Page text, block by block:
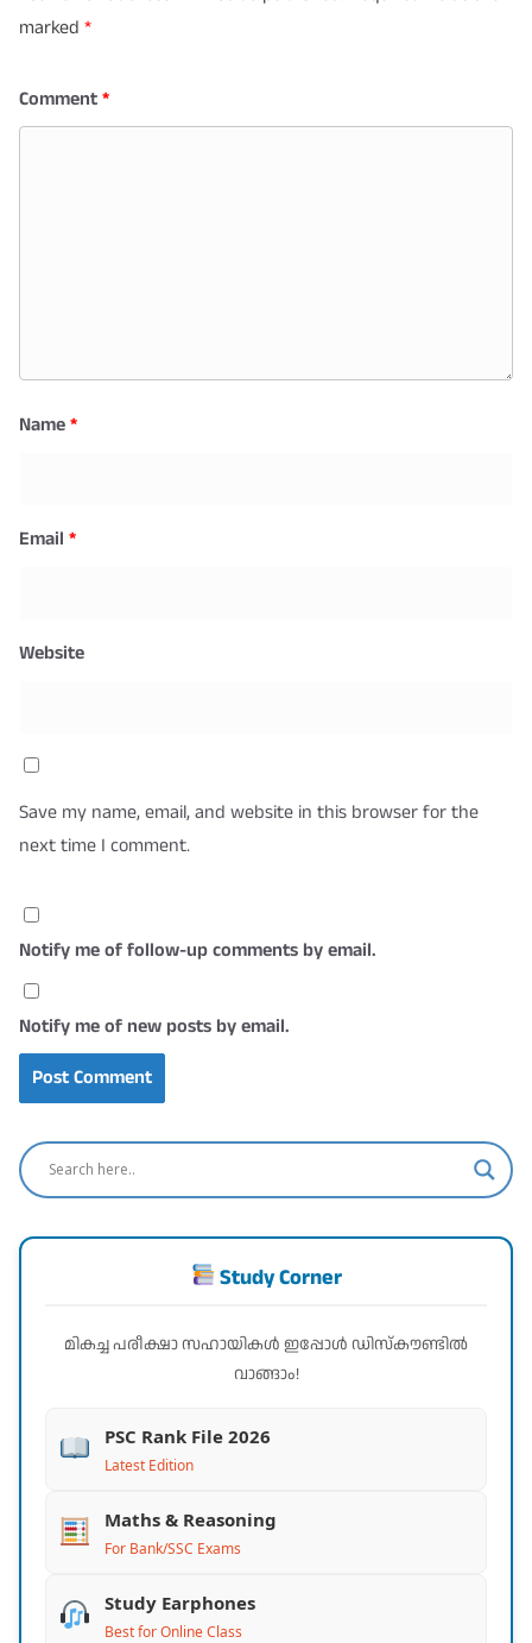
marked *
Comment*
Name*
Email *
Website
Save my name, email, and website in this browser for the
next time I comment.
Notify me of follow-up comments by email.
Notify me of new posts by email.
Study Corner
മികച്ച പരീക്ഷാ സഹായികൾ ഇപ്പോൾ ഡിസ്കൗണ്ടിൽ
വാങ്ങാം!
PSC Rank File 2026
Latest Edition
Maths & Reasoning
For Bank/SSC Exams
Study Earphones
Best for Online Class